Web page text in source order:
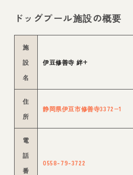
ドッグプール施設の概要
施
設
名
伊豆修善寺 絆+
住
所
静岡県伊豆市修善寺3372−1
電
話
番
0558-79-3722